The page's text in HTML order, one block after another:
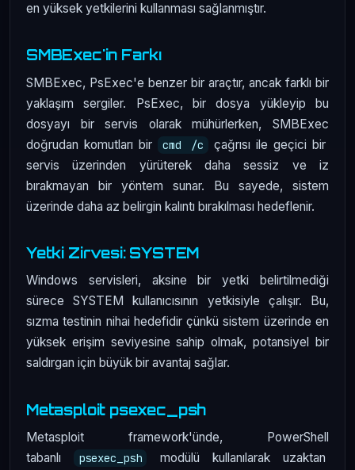
en yüksek yetkilerini kullanması sağlanmıştır.
SMBExec'in Farkı
SMBExec, PsExec'e benzer bir araçtır, ancak farklı bir
yaklaşım sergiler. PsExec, bir dosya yükleyip bu
dosyayı bir servis olarak mühürlerken, SMBExec
doğrudan komutları bir
cmd /c
çağrısı ile geçici bir
servis üzerinden yürüterek daha sessiz ve iz
bırakmayan bir yöntem sunar. Bu sayede, sistem
üzerinde daha az belirgin kalıntı bırakılması hedeflenir.
Yetki Zirvesi: SYSTEM
Windows servisleri, aksine bir yetki belirtilmediği
sürece SYSTEM kullanıcısının yetkisiyle çalışır. Bu,
sızma testinin nihai hedefidir çünkü sistem üzerinde en
yüksek erişim seviyesine sahip olmak, potansiyel bir
saldırgan için büyük bir avantaj sağlar.
Metasploit psexec_psh
Metasploit framework'ünde, PowerShell
tabanlı
psexec_psh
modülü kullanılarak uzaktan